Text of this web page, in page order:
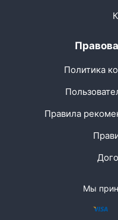
Политика
Правила
Мы